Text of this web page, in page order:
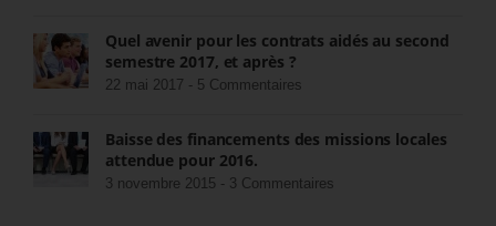
Quel avenir pour les contrats aidés au second
semestre 2017, et après ?
22 mai 2017 - 5 Commentaires
Baisse des financements des missions locales
attendue pour 2016.
3 novembre 2015 - 3 Commentaires